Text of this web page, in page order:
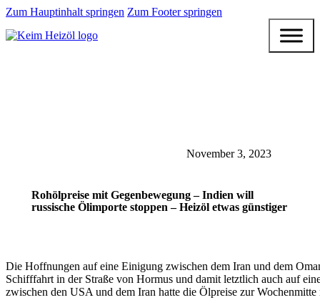
Zum Hauptinhalt springen Zum Footer springen
Rohölpreise mit Gegenbewegung – Indien will
russische Ölimporte stoppen – Heizöl etwas günstiger
November 3, 2023
Die Hoffnungen auf eine Einigung zwischen dem Iran und dem
Schifffahrt in der Straße von Hormus und damit letztlich auch auf
zwischen den USA und dem Iran hatte die Ölpreise zur